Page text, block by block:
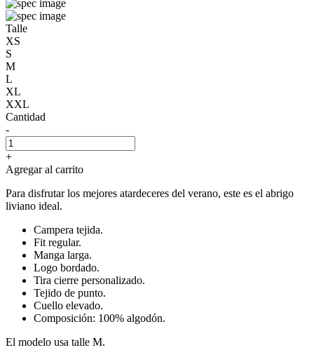
Talle
XS
S
M
L
XL
XXL
Cantidad
-
+
Agregar al carrito
Para disfrutar los mejores atardeceres del verano, este es el abrigo
liviano ideal.
Campera tejida.
Fit regular.
Manga larga.
Logo bordado.
Tira cierre personalizado.
Tejido de punto.
Cuello elevado.
Composición: 100% algodón.
El modelo usa talle M.